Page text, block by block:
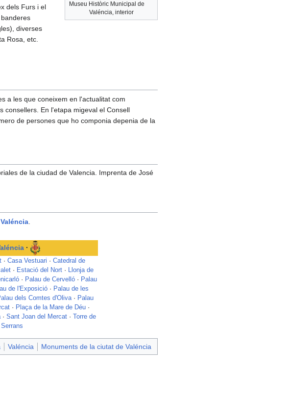
Museu Històric Municipal de
Valéncia, interior
dels Furs i el
banderes
diverses
Rosa, etc.
a les que coneixem en l'actualitat com
consellers. En l'etapa migeval el Consell
de persones que ho componia depenia de la
de la ciudad de Valencia. Imprenta de José
·
· Casa Vestuari · Catedral de
· Estació del Nort· Llonja de
· Palau de Cervelló · Palau
de l'Exposició· Palau de les
dels Comtes d'Oliva· Palau
· Plaça de la Mare de Déu·
· Sant Joan del Mercat·
Torre de
Serrans
Valéncia Monuments de la ciutat de Valéncia